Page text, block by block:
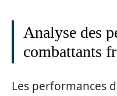
Analyse des
combattants
Les performances